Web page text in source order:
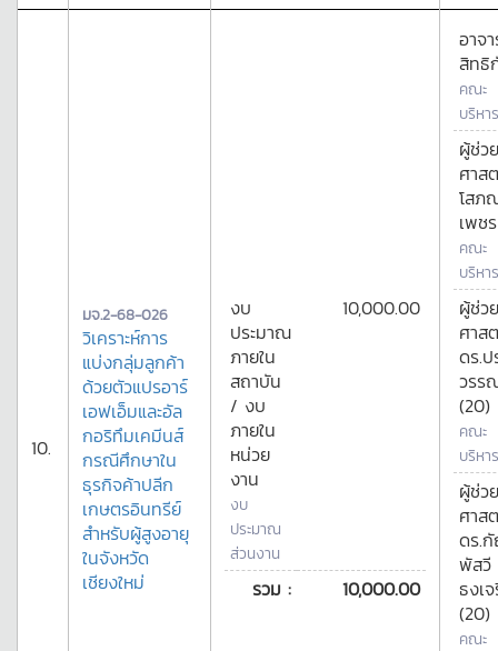
10.
มจ.2-68-026
วิเคราะห์การ
แบ่งกลุ่มลูกค้า
ด้วยตัวแปรอาร์
เอฟเอ็มและอัล
กอริทึมเคมีนส์
กรณีศึกษาใน
ธุรกิจค้าปลีก
เกษตรอินทรีย์
สำหรับผู้สูงอายุ
ในจังหวัด
เชียงใหม่
งบ
ประมาณ
ภายใน
สถาบัน
/ งบ
ภายใน
หน่วย
งาน
งบ
ประมาณ
ส่วนงาน
10,000.00
รวม : 10,000.00
อาจ
สิทธิ
คณะ
บริหา
ผู้ช่วย
ศาส
โสภ
เพช
คณะ
บริหา
ผู้ช่วย
ศาส
ดร.ป
วรร
(20)
คณะ
บริหา
ผู้ช่วย
ศาส
ดร.
พัสวี
ธงเ
(20)
คณะ